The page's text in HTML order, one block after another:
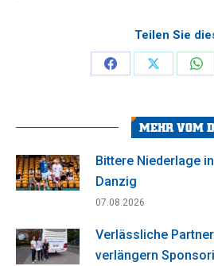
Teilen Sie
Share
Facebook
Share
X
MEHR VOM
Bittere Niederlage
Danzig
07.08.2026
Verlässliche
verlängern